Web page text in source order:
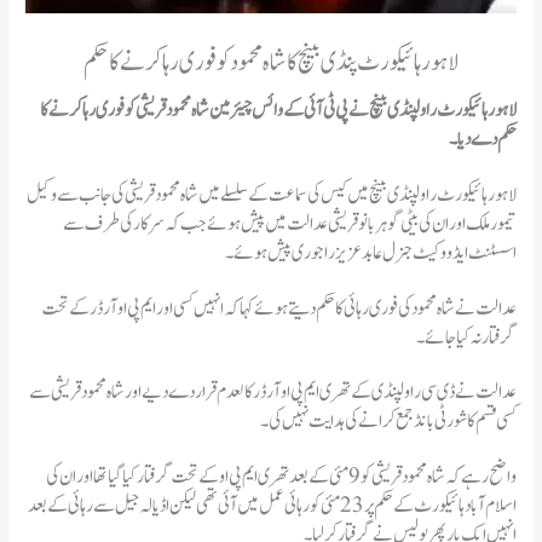
لاہور ہائیکورٹ پنڈی بینچ کا شاہ محمود کو فوری رہاکرنے کا حکم
لاہور ہائیکورٹ راولپنڈی بینچ نے پی ٹی آئی کے وائس چیئرمین شاہ محمودقریشی کو فوری رہاکرنے کا
حکم دے دیا۔
لاہور ہائیکورٹ راولپنڈی بینچ میں کیس کی سماعت کے سلسلے میں شاہ محمودقریشی کی جانب سے وکیل
تیمور ملک اور ان کی بیٹی گوہربانو قریشی عدالت میں پیش ہوئے جب کہ سرکار کی طرف سے
اسسٹنٹ ایڈووکیٹ جنرل عابد عزیز راجوری پیش ہوئے۔
عدالت نے شاہ محمود کی فوری رہائی کا حکم دیتے ہوئے کہا کہ انہیں کسی اور ایم پی او آرڈرکے تحت
گرفتار نہ کیا جائے۔
عدالت نے ڈی سی راولپنڈی کے تھری ایم پی او آرڈر کالعدم قرار دے دیے اور شاہ محمود قریشی سے
کسی قسم کا شورٹی بانڈ جمع کرانے کی ہدایت نہیں کی۔
واضح رہےکہ شاہ محمود قریشی کو 9 مئی کے بعد تھری ایم پی او کے تحت گرفتار کیا گیا تھا اور ان کی
اسلام آباد ہائیکورٹ کے حکم پر 23 مئی کو رہائی عمل میں آئی تھی لیکن اڈیالہ جیل سے رہائی کے بعد
انہیں ایک بار پھر پولیس نے گرفتار کرلیا۔